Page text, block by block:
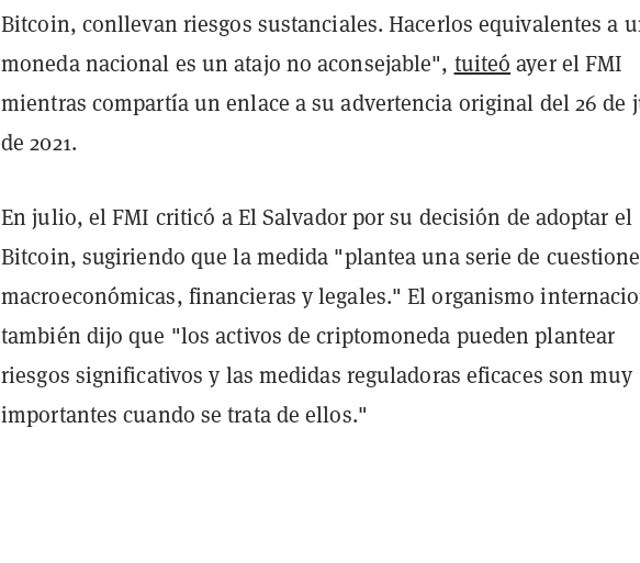
Bitcoin, conllevan riesgos sustanciales. Hacerlos equivalentes a
moneda nacional es un atajo no aconsejable", tuiteó ayer el FMI
mientras compartía un enlace a su advertencia original del 26 de
de 2021.
En julio, el FMI criticó a El Salvador por su decisión de adoptar el
Bitcoin, sugiriendo que la medida "plantea una serie de
macroeconómicas, financieras y legales." El organismo
también dijo que "los activos de criptomoneda pueden plantear
riesgos significativos y las medidas reguladoras eficaces son muy
importantes cuando se trata de ellos."